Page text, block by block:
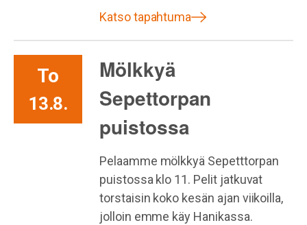
Katso tapahtuma
To
13.8.
Mölkkyä
Sepettorpan
puistossa
Pelaamme mölkkyä Sepetttorpan
puistossa klo 11. Pelit jatkuvat
torstaisin koko kesän ajan viikoilla,
jolloin emme käy Hanikassa.